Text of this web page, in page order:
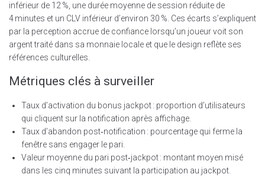
inférieur de 12 %, une durée moyenne de session réduite de
4 minutes et un CLV inférieur d’environ 30 %. Ces écarts s’expliquent
par la perception accrue de confiance lorsqu’un joueur voit son
argent traité dans sa monnaie locale et que le design reflète ses
références culturelles.
Métriques clés à surveiller
Taux d’activation du bonus jackpot : proportion d’utilisateurs
qui cliquent sur la notification après affichage.
Taux d’abandon post‑notification : pourcentage qui ferme la
fenêtre sans engager le pari.
Valeur moyenne du pari post‑jackpot : montant moyen misé
dans les cinq minutes suivant la participation au jackpot.